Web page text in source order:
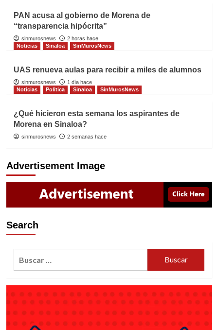
PAN acusa al gobierno de Morena de
“transparencia hipócrita”
sinmurosnews
2 horas hace
Noticias
Sinaloa SinMurosNews
UAS renueva aulas para recibir a miles de alumnos
sinmurosnews
1 día hace
Noticias
Politica Sinaloa SinMurosNews
¿Qué hicieron esta semana los aspirantes de
Morena en Sinaloa?
sinmurosnews 2 semanas hace
Advertisement Image
Search